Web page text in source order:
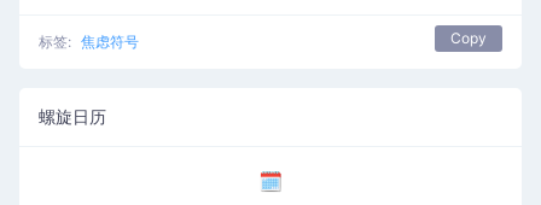
标签: 焦虑符号 Copy
螺旋日历
🗓️